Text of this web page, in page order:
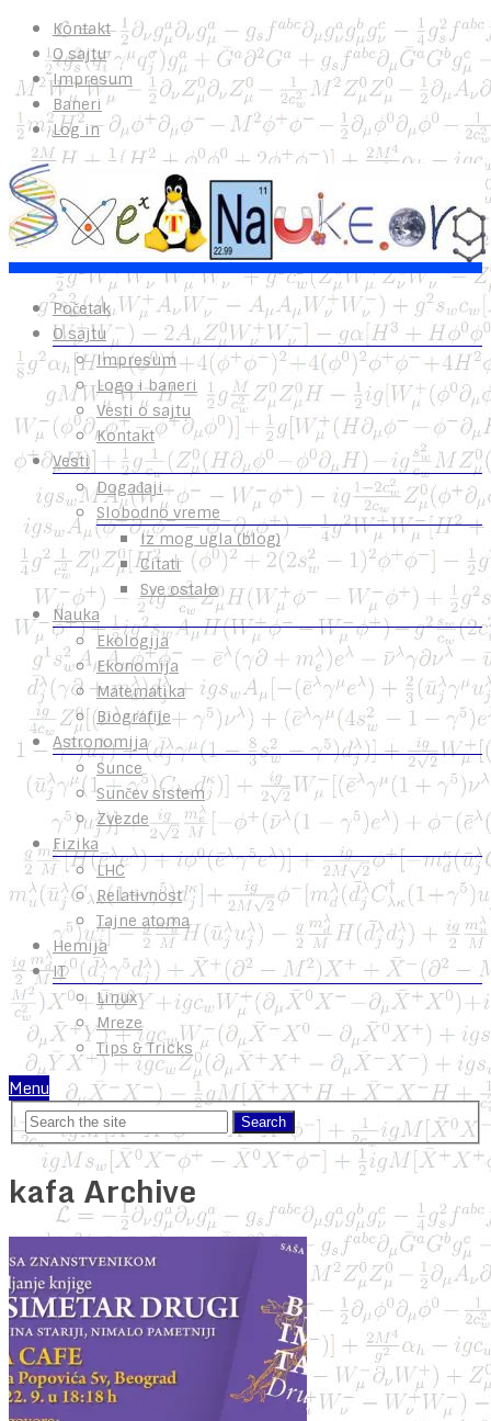
Kontakt
O sajtu
Impresum
Baneri
Log in
Početak
O sajtu
Impresum
Logo i baneri
Vesti o sajtu
Kontakt
Vesti
Događaji
Slobodno vreme
Iz mog ugla (blog)
Citati
Sve ostalo
Nauka
Ekologija
Ekonomija
Matematika
Biografije
Astronomija
Sunce
Sunčev sistem
Zvezde
Fizika
LHC
Relativnost
Tajne atoma
Hemija
IT
Linux
Mreze
Tips & Tricks
Menu
kafa Archive